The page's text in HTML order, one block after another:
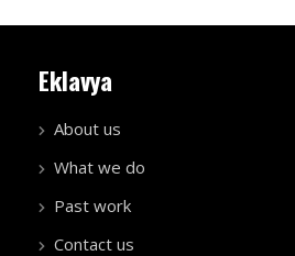
Eklavya
About us
What we do
Past work
Contact us